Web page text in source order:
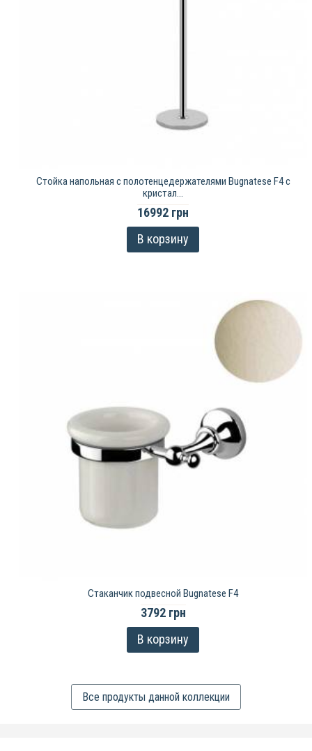
Стойка напольная c полотенцедержателями Bugnatese F4 с
кристал...
16992 грн
В корзину
Стаканчик подвесной Bugnatese F4
3792 грн
В корзину
Все продукты данной коллекции